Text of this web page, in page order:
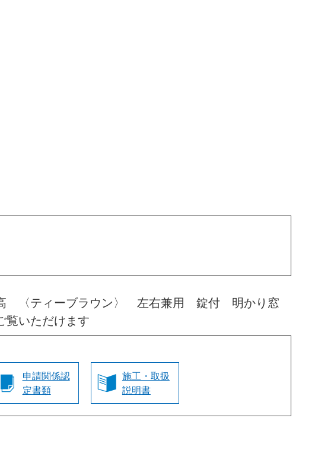
〈ティーブラウン〉 左右兼用 錠付 明かり窓
覧いただけます
申請関係認
定書類
施工・取扱
説明書